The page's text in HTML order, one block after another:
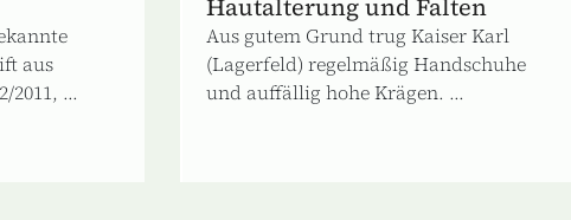
aus
2011, ...
Hautalterung und Falten
Aus gutem Grund trug Kaiser Karl
(Lagerfeld) regelmäßig Handschuhe
und auffällig hohe Krägen. ...